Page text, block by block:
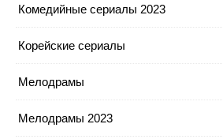
Комедийные сериалы 2023
Корейские сериалы
Мелодрамы
Мелодрамы 2023